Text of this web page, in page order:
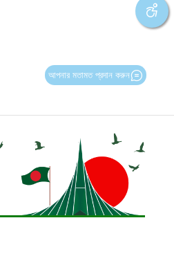
আপনার মতামত প্রদান করুন